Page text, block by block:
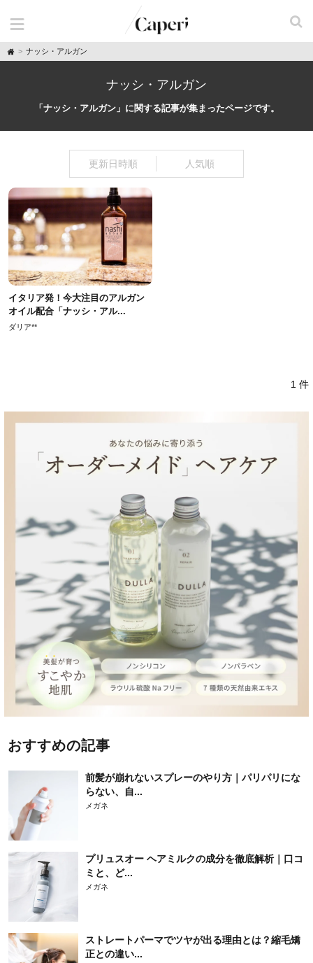
H
o
ナッシ・アルガン
ナッシ・アルガン
「ナッシ・アルガン」に関する記事が集まったページです。
更新日時順 人気順
イタリア発！今大注目のアルガン
オイル配合「ナッシ・アル...
ダリア**
1 件
おすすめの記事
前髪が崩れないスプレーのやり方｜パリパリにな
らない、自...
メガネ
プリュスオー ヘアミルクの成分を徹底解析｜口コ
ミと、ど...
メガネ
ストレートパーマでツヤが出る理由とは？縮毛矯
正との違い...